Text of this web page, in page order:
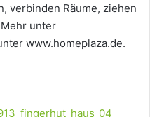
verbinden Räume, ziehen
unter
www.homeplaza.de.